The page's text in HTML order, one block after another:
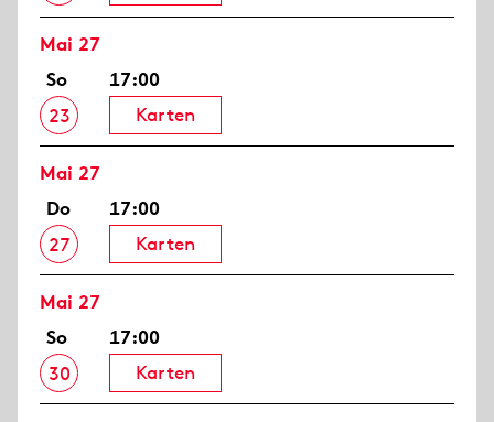
Mai 27
So
23
17:00
Karten
Mai 27
Do
27
17:00
Karten
Mai 27
So
30
17:00
Karten